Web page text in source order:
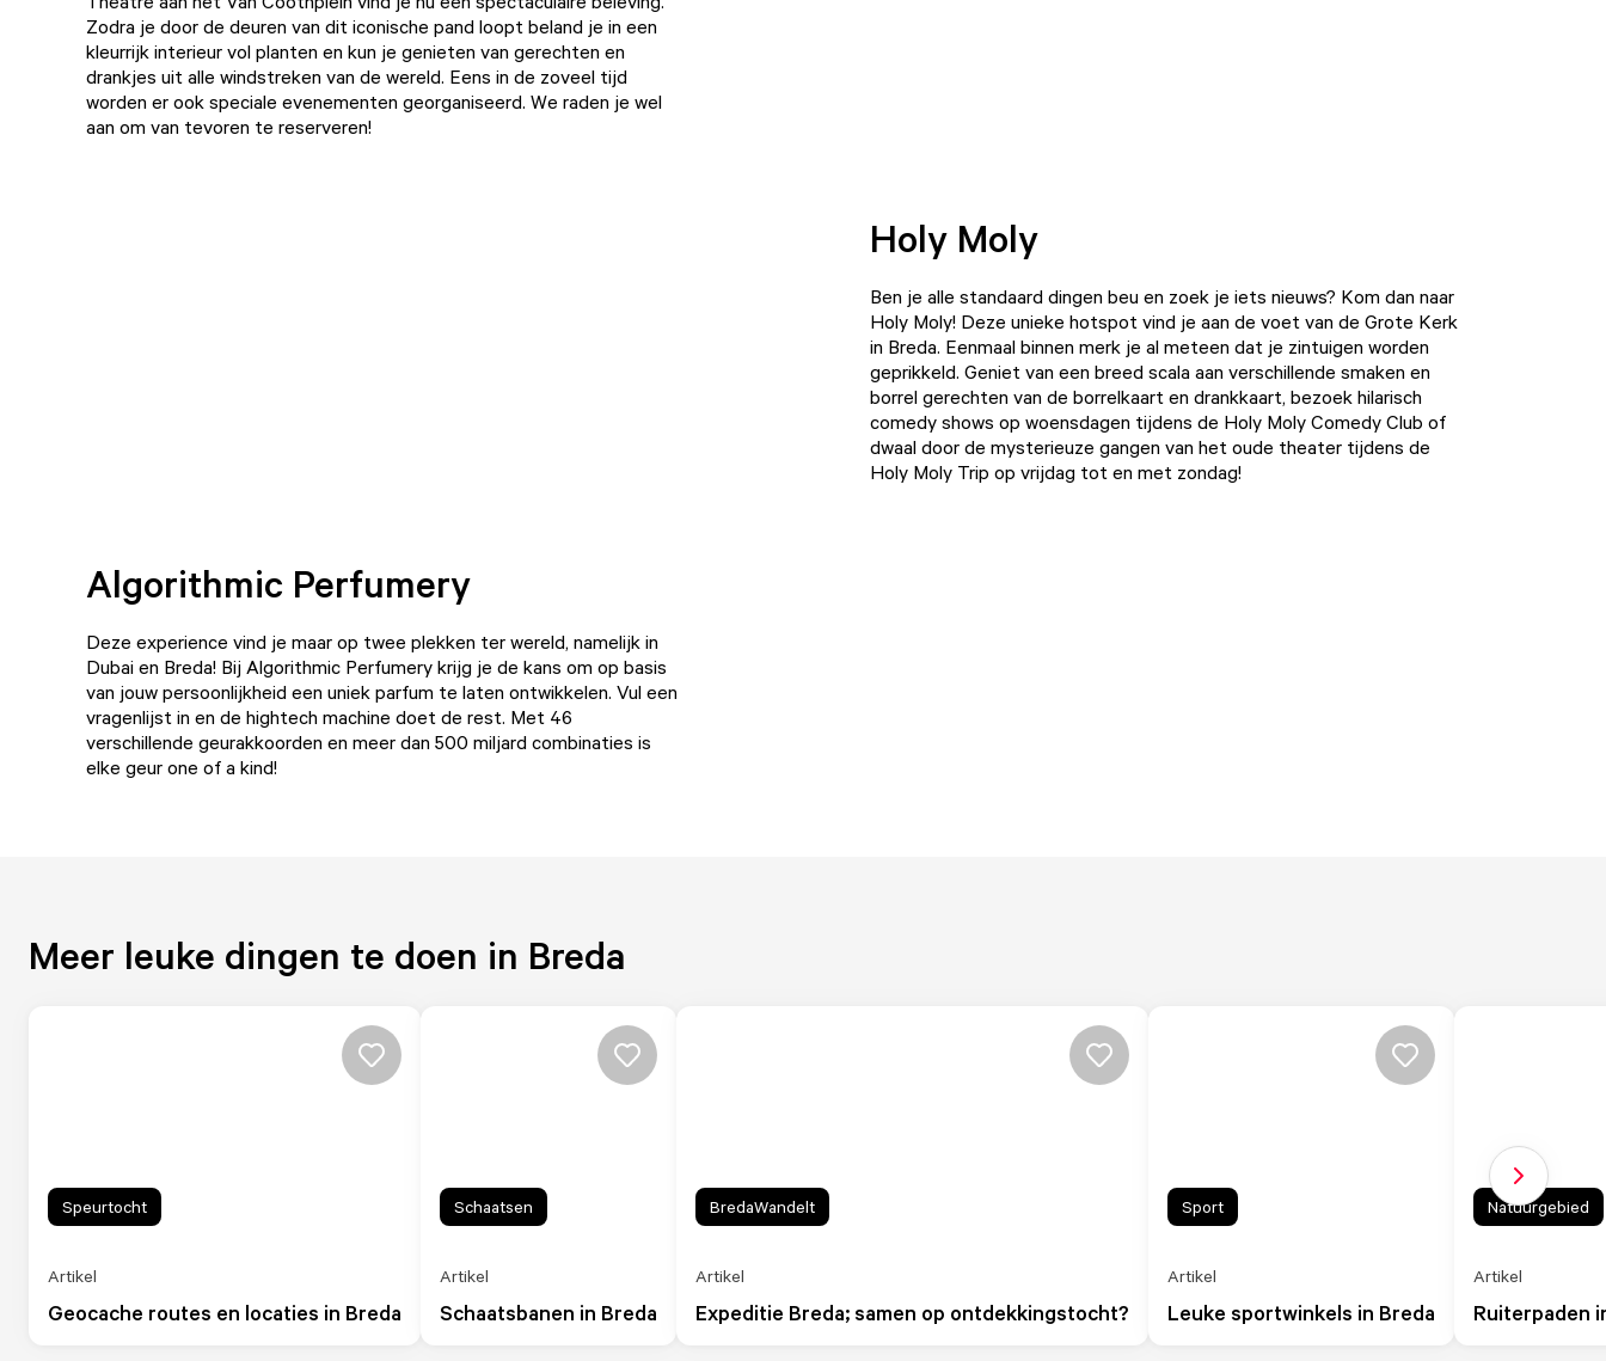
Zodra je door de deuren van dit iconische pand loopt beland je in een
kleurrijk interieur vol planten en kun je genieten van gerechten en
drankjes uit alle windstreken van de wereld. Eens in de zoveel tijd
worden er ook speciale evenementen georganiseerd. We raden je wel
aan om van tevoren te reserveren!
Holy Moly
Ben je alle standaard dingen beu en zoek je iets nieuws? Kom dan naar
Holy Moly! Deze unieke hotspot vind je aan de voet van de Grote Kerk
in Breda. Eenmaal binnen merk je al meteen dat je zintuigen worden
geprikkeld. Geniet van een breed scala aan verschillende smaken en
borrel gerechten van de borrelkaart en drankkaart, bezoek hilarisch
comedy shows op woensdagen tijdens de Holy Moly Comedy Club of
dwaal door de mysterieuze gangen van het oude theater tijdens de
Holy Moly Trip op vrijdag tot en met zondag!
Algorithmic Perfumery
Deze experience vind je maar op twee plekken ter wereld, namelijk in
Dubai en Breda! Bij Algorithmic Perfumery krijg je de kans om op basis
van jouw persoonlijkheid een uniek parfum te laten ontwikkelen. Vul een
vragenlijst in en de hightech machine doet de rest. Met 46
verschillende geurakkoorden en meer dan 500 miljard combinaties is
elke geur one of a kind!
Meer leuke dingen te doen in Breda
Geocache routes en locaties in Breda
Artikel
Speurtocht
Schaatsbanen in Breda
Artikel
Schaatsen
Expeditie Breda; samen op ontdekkingstocht?
Artikel
BredaWandelt
Leuke sportwinkels in Breda
Artikel
Sport
Ruiterpaden
Artikel
Natuurgebied
Volgende